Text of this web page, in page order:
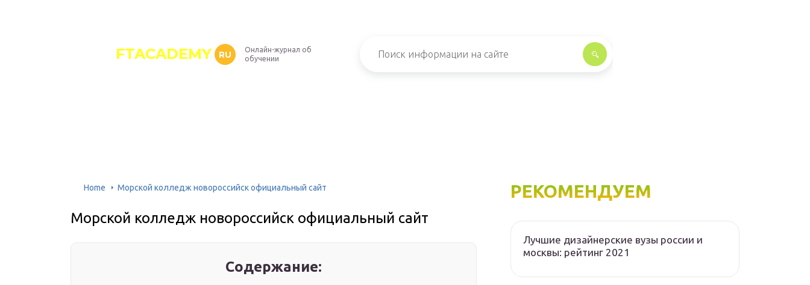
FTACADEMY RU
Онлайн-журнал об
обучении
Home Морской колледж новороссийск официальный сайт
Морской колледж новороссийск официальный сайт
Содержание:
РЕКОМЕНДУЕМ
Лучшие дизайнерские вузы россии и
москвы: рейтинг 2021